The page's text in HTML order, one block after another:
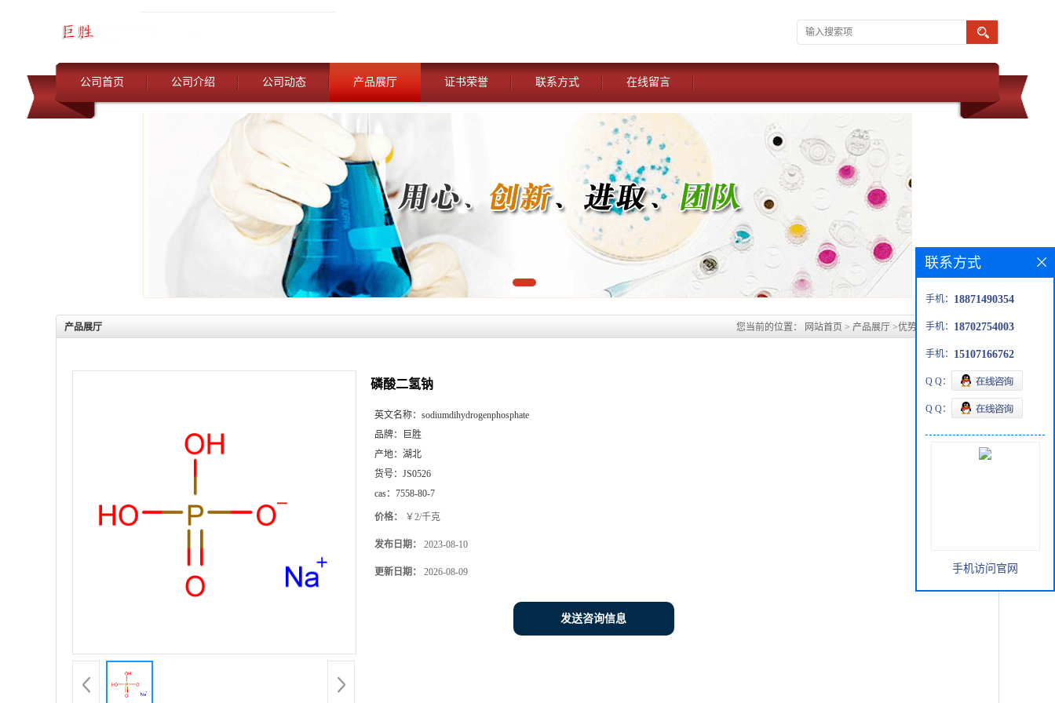
公司首页 公司介绍 公司动态 产品展厅 证书荣誉 联系方式 在线留言
产品展厅 您当前的位置： 网站首页 > 产品展厅 >优势品种>磷酸二氢钠
磷酸二氢钠
英文名称： sodiumdihydrogenphosphate
品牌：
巨胜
产地： 湖北
货号： JS0526
cas： 7558-80-7
价格： ￥2/千克
发布日期： 2023-08-10
更新日期： 2026-08-09
发送咨询信息
联系方式
手机： 18871490354
手机： 18702754003
手机： 15107166762
Q Q：
Q Q：
手机访问官网